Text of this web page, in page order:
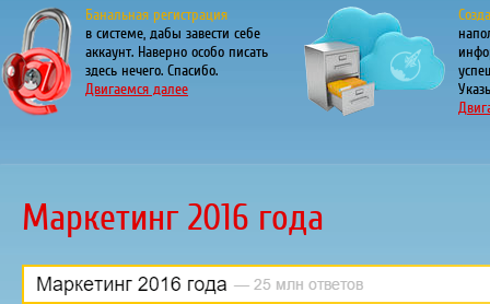
Банальная регистрация
в системе, дабы завести себе
аккаунт. Наверно особо писать
здесь нечего. Спасибо.
Двигаемся далее
Маркетинг 2016 года